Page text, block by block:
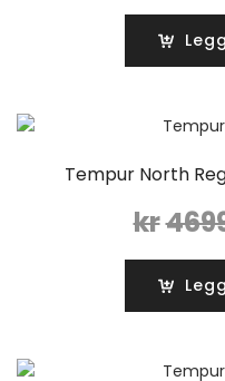
Tempur North
kr